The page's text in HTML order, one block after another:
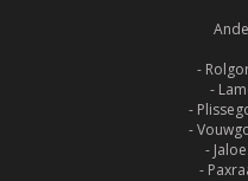
-
-
-
-
-
-